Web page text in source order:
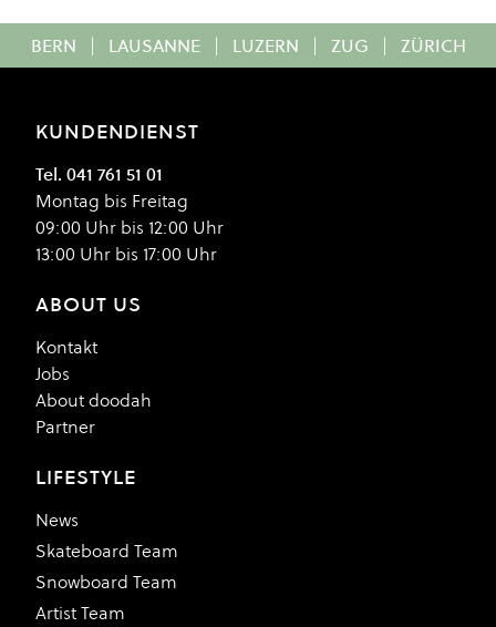
BERN | LAUSANNE | LUZERN | ZUG | ZÜRICH
KUNDENDIENST
Tel. 041 761 51 01
Montag bis Freitag
09:00 Uhr bis 12:00 Uhr
13:00 Uhr bis 17:00 Uhr
ABOUT US
Kontakt
Jobs
About doodah
Partner
LIFESTYLE
News
Skateboard Team
Snowboard Team
Artist Team